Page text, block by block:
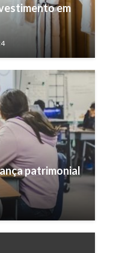
em
patrimonial